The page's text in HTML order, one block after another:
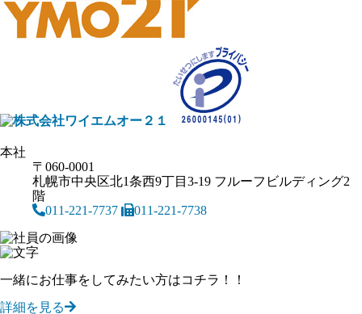
本社
〒060-0001
札幌市中央区北1条西9丁目3-19 フルーフビルディング2
階
011-221-7737
011-221-7738
一緒にお仕事をしてみたい方はコチラ！！
詳細を見る